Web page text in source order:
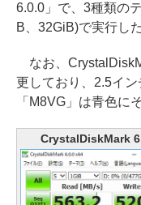
6.0.0」で、3種類の
B、32GiB)で実行した
なお、
更しており、2.5イ
「M8VG」は青色に
CrystalDiskMark